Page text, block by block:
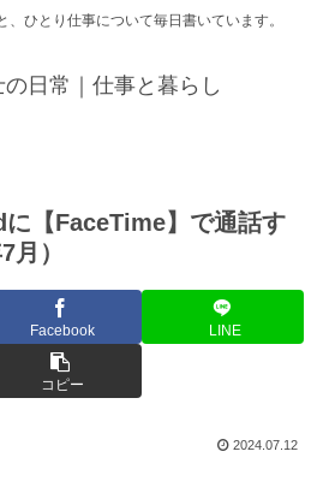
ひとり仕事について毎日書いています。
日常｜仕事と暮らし
【FaceTime】で通話す
月）
Facebook LINE
コピー
2024.07.12